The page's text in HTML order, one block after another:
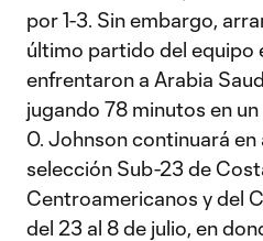
por 1-3. Sin embargo,
último partido del equipo
enfrentaron a Arabia
jugando 78 minutos en
0. Johnson continuará en
selección Sub-23 de
Centroamericanos y del
del 23 al 8 de julio, en